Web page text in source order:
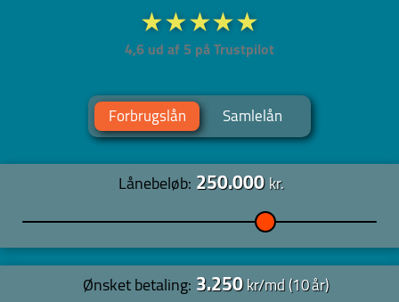
4,6 ud af 5 på Trustpilot
Forbrugslån Samlelån
Lånebeløb: kr.
Ønsket betaling: 3.250kr/md ( år)